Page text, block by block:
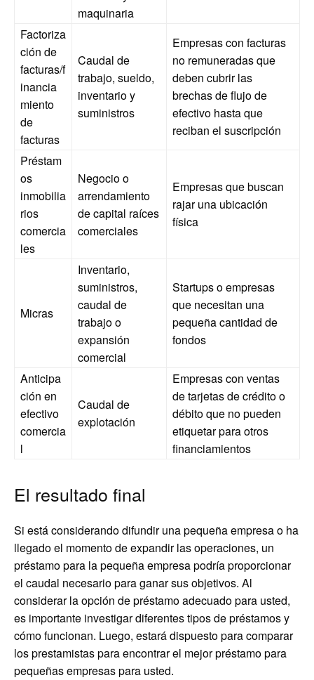
maquinaria
Factoriza
ción de
facturas/f
inancia
miento
de
facturas
Caudal de
trabajo, sueldo,
inventario y
suministros
Empresas con facturas
no remuneradas que
deben cubrir las
brechas de flujo de
efectivo hasta que
reciban el suscripción
Préstam
os
inmobilia
rios
comercia
les
Negocio o
arrendamiento
de capital raíces
comerciales
Empresas que buscan
rajar una ubicación
física
Micras
Inventario,
suministros,
caudal de
trabajo o
expansión
comercial
Startups o empresas
que necesitan una
pequeña cantidad de
fondos
Anticipa
ción en
efectivo
comercia
l
Caudal de
explotación
Empresas con ventas
de tarjetas de crédito o
débito que no pueden
etiquetar para otros
financiamientos
El resultado final
Si está considerando difundir una pequeña empresa o ha
llegado el momento de expandir las operaciones, un
préstamo para la pequeña empresa podría proporcionar
el caudal necesario para ganar sus objetivos. Al
considerar la opción de préstamo adecuado para usted,
es importante investigar diferentes tipos de préstamos y
cómo funcionan. Luego, estará dispuesto para comparar
los prestamistas para encontrar el mejor préstamo para
pequeñas empresas para usted.